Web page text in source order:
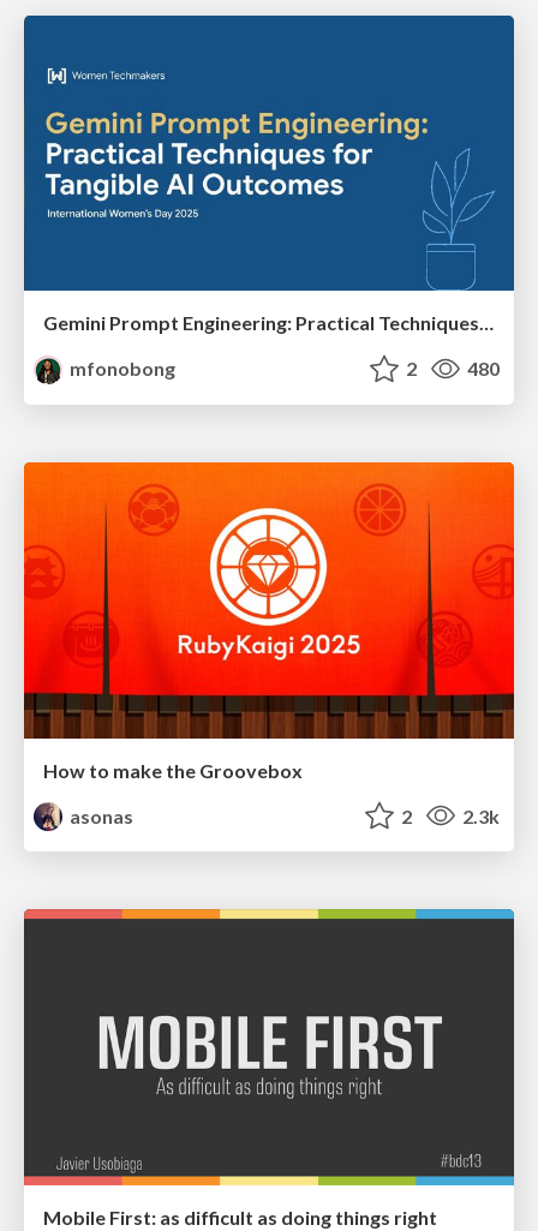
Gemini Prompt Engineering: Practical Techniques for Tangible AI Outcomes
mfonobong
2 480
How to make the Groovebox
asonas
2 2.3k
Mobile First: as difficult as doing things right